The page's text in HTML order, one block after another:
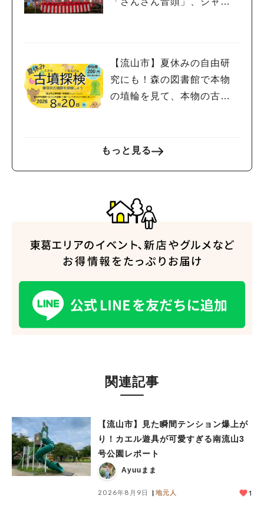
【流山市】夏休みの自由研
究にも！森の図書館で本物
の埴輪を見て、本物の古墳
もっと見る
関連記事
【流山市】見た瞬間テンション爆上が
り！カエル遊具が可愛すぎる南流山3
号公園レポート
Ayuuまま
2026年8月9日 地元人 1